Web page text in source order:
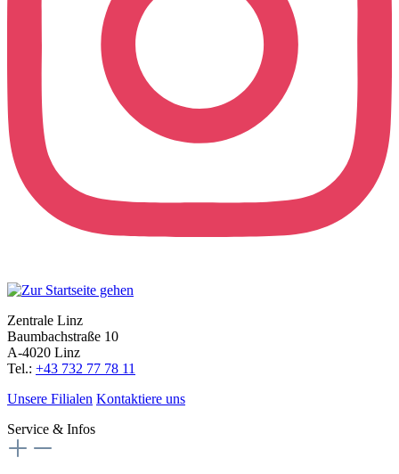
Zentrale Linz
Baumbachstraße 10
A-4020 Linz
Tel.: +43 732 77 78 11
Unsere Filialen Kontaktiere uns
Service & Infos